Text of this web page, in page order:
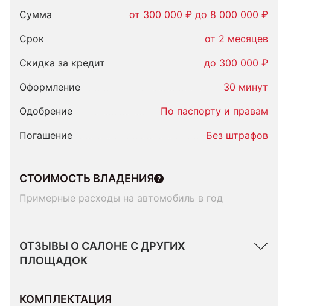
Сумма
от 300 000 ₽ до 8 000 000 ₽
Срок
от 2 месяцев
Скидка за кредит
до 300 000 ₽
Оформление
30 минут
Одобрение
По паспорту и правам
Погашение
Без штрафов
СТОИМОСТЬ ВЛАДЕНИЯ
Примерные расходы на автомобиль в год
ОТЗЫВЫ О САЛОНЕ С ДРУГИХ
ПЛОЩАДОК
КОМПЛЕКТАЦИЯ